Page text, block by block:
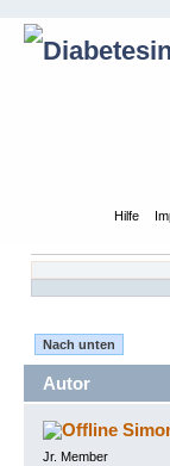
Hilfe
Nach unten
Autor
Jr. Member